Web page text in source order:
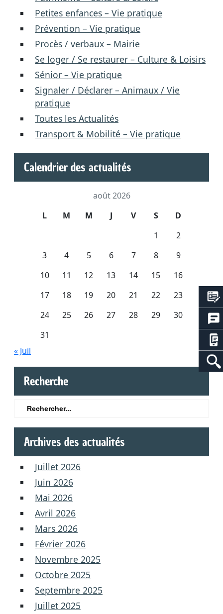
Petites enfances – Vie pratique
Prévention – Vie pratique
Procès / verbaux – Mairie
Se loger / Se restaurer – Culture & Loisirs
Sénior – Vie pratique
Signaler / Déclarer – Animaux / Vie
pratique
Toutes les Actualités
Transport & Mobilité – Vie pratique
Calendrier des actualités
août 2026
L
M M J V S
D
1
2
3
4 5 6 7 8
9
10
11 12 13 14 15
16
17
18 19 20 21 22
23
24
25 26 27 28 29
30
31
« Juil
Recherche
Archives des actualités
Juillet 2026
Juin 2026
Mai 2026
Avril 2026
Mars 2026
Février 2026
Novembre 2025
Octobre 2025
Septembre 2025
Juillet 2025